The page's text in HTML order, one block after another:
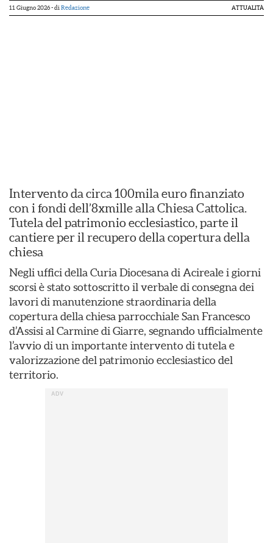
11 Giugno 2026- di Redazione ATTUALITÀ
Intervento da circa 100mila euro finanziato
con i fondi dell’8xmille alla Chiesa Cattolica.
Tutela del patrimonio ecclesiastico, parte il
cantiere per il recupero della copertura della
chiesa
Negli uffici della Curia Diocesana di Acireale i giorni
scorsi è stato sottoscritto il verbale di consegna dei
lavori di manutenzione straordinaria della
copertura della chiesa parrocchiale San Francesco
d’Assisi al Carmine di Giarre, segnando ufficialmente
l’avvio di un importante intervento di tutela e
valorizzazione del patrimonio ecclesiastico del
territorio.